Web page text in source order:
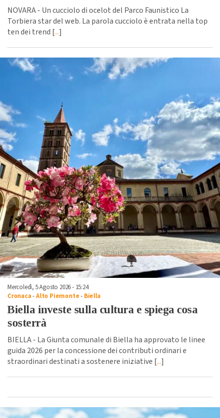
NOVARA - Un cucciolo di ocelot del Parco Faunistico La
Torbiera star del web. La parola cucciolo è entrata nella top
ten dei trend [...]
Mercoledì, 5 Agosto 2026 - 15:24
Cronaca-Alto Piemonte- Biella
Biella investe sulla cultura e spiega cosa
sosterrà
BIELLA - La Giunta comunale di Biella ha approvato le linee
guida 2026 per la concessione dei contributi ordinari e
straordinari destinati a sostenere iniziative [...]